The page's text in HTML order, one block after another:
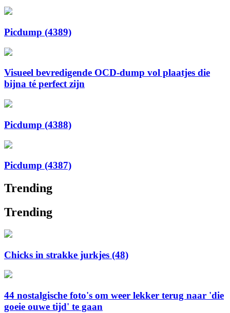
Picdump (4389)
Visueel bevredigende OCD-dump vol plaatjes die
bijna té perfect zijn
Picdump (4388)
Picdump (4387)
Trending
Trending
Chicks in strakke jurkjes (48)
44 nostalgische foto's om weer lekker terug naar 'die
goeie ouwe tijd' te gaan